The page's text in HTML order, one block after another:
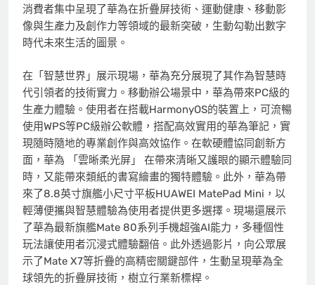
消費者集中呈現了華為在折疊屏技術、運動健康、移動影
像與生產力及創作力等領域的最新突破，生動勾勒出數字
時代未來生活的圖景。
在「智慧世界」展示現場，華為充分展現了其作為智慧時
代引領者的技術實力。移動辦公場景中，華為帶來PC級的
生產力體驗。使用者在搭載HarmonyOS的裝置上，可流暢
使用WPS等PC級辦公軟體，搭配高效實用的華為筆記，實
現隨時隨地的專業創作與高效協作。在軟硬體協同創新方
面，華為 「雲晰柔光屏」 在帶來清晰又護眼的顯示體驗同
時，又能帶來類紙的書寫繪畫的獨特體驗。此外，華為帶
來了8.8英寸旗艦小尺寸平板HUAWEI MatePad Mini，以
輕薄便攜與智慧體驗為使用者提供更多選擇。現場還展示
了華為最新旗艦Mate 80系列手機超強AI能力，多種個性
玩法讓使用者沉浸式體驗翻倍。此外透過影片，向公眾展
示了Mate X7等折疊的高精密關鍵部件，生動呈現華為全
球領先的折疊屏技術，樹立行業新標桿。